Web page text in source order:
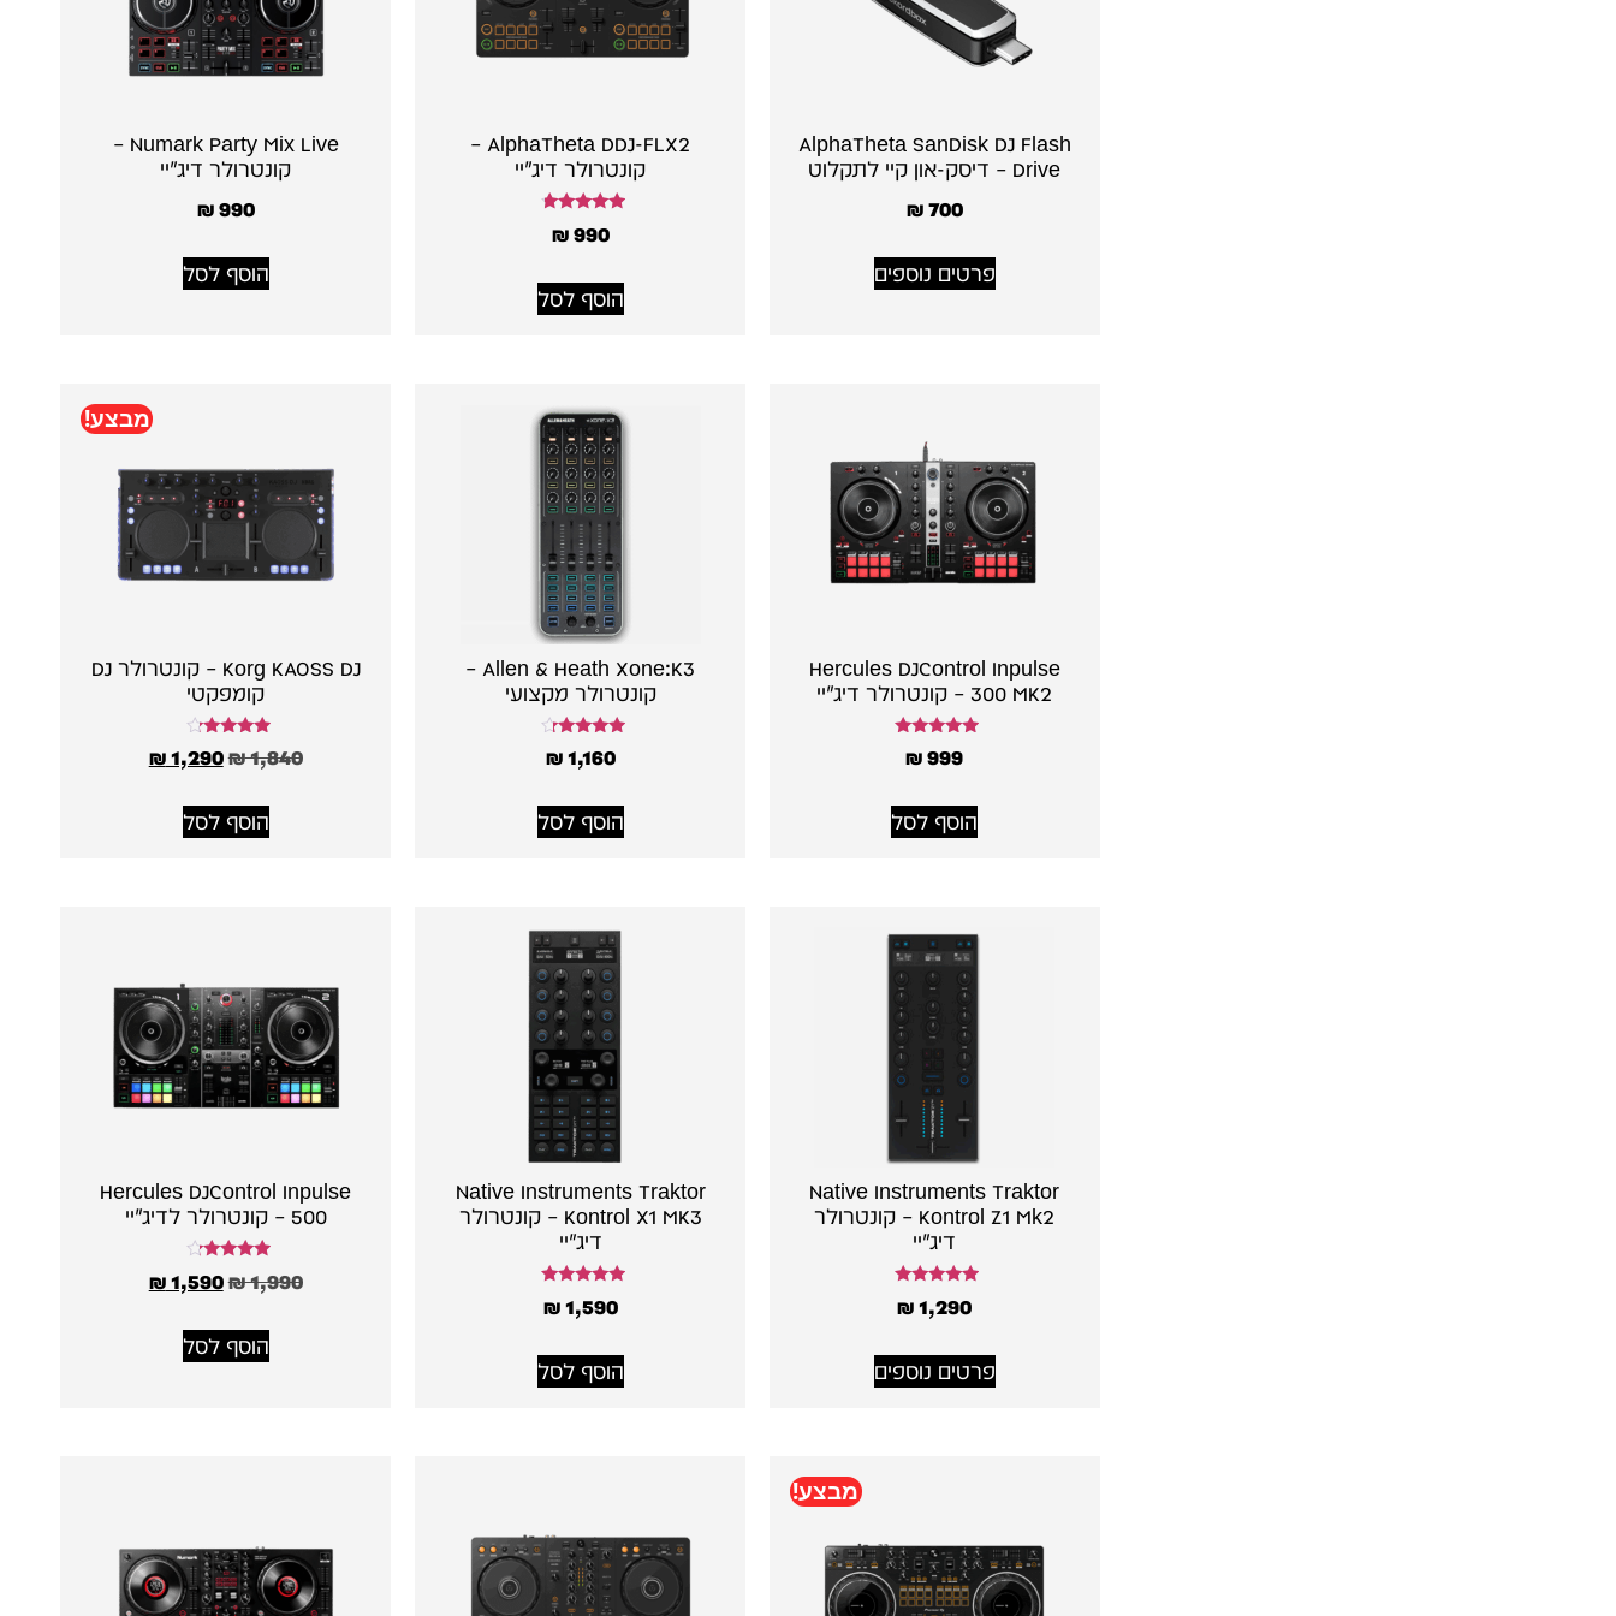
AlphaTheta SanDisk DJ Flash
Drive – דיסק-און קיי לתקלוט
₪700
פרטים נוספים
AlphaTheta DDJ-FLX2 –
קונטרולר דיג׳יי
4.50
₪990
הוסף לסל
Numark Party Mix Live –
קונטרולר דיג׳יי
₪990
הוסף לסל
Hercules DJControl Inpulse
300 MK2 – קונטרולר דיג׳יי
דורג
5.00
₪999
הוסף לסל
Allen & Heath Xone:K3 –
קונטרולר מקצועי
דורג
4.00
₪1,160
הוסף לסל
מבצע!
Korg KAOSS DJ – קונטרולר DJ
קומפקטי
דורג
4.00
₪1,840
₪1,290
הוסף לסל
Native Instruments Traktor
Kontrol Z1 Mk2 – קונטרולר
דיג׳יי
5.00
₪1,290
פרטים נוספים
Native Instruments Traktor
Kontrol X1 MK3 – קונטרולר
דיג׳יי
5.00
₪1,590
הוסף לסל
Hercules DJControl Inpulse
500 – קונטרולר לדיג׳יי
4.00
₪1,990
₪1,590
הוסף לסל
מבצע!